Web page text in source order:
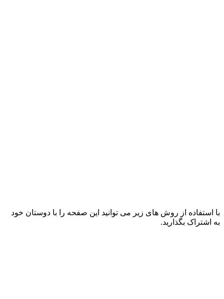
با استفاده از روش های زیر می توانید این صفحه را با دوستان خود
به اشتراک بگذارید.